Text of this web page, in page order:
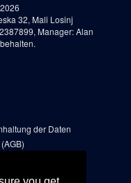
32, Mali Losinj
Manager: Alan
der Daten